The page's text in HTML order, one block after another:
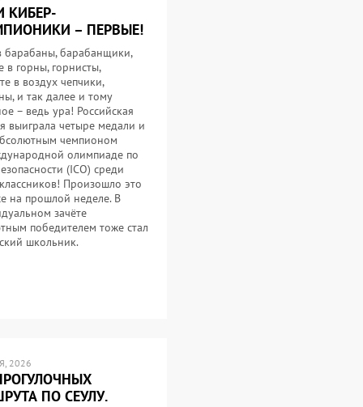
КИБЕР-
– ПЕРВЫЕ!
барабаны, барабанщики,
в горны, горнисты,
в воздух чепчики,
и так далее и тому
– ведь ура! Российская
выиграла четыре медали и
чемпионом
олимпиаде по
(ICO) среди
Произошло это
на прошлой неделе. В
зачёте
победителем тоже стал
школьник.
2026
ПО СЕУЛУ.